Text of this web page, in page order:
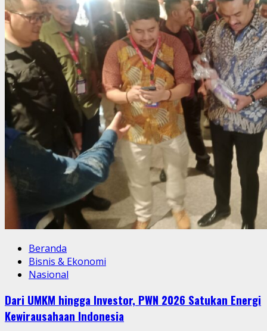
Beranda
Bisnis & Ekonomi
Nasional
Dari UMKM hingga Investor, PWN 2026 Satukan Energi
Kewirausahaan Indonesia